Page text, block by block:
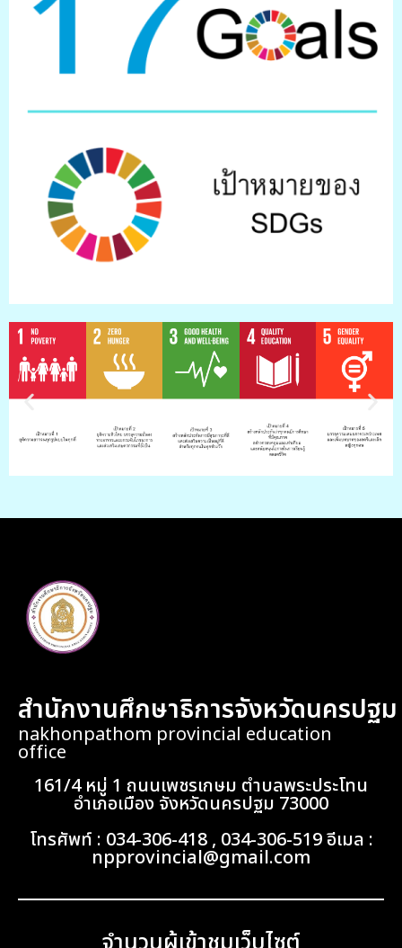
สำนักงานศึกษาธิการจังหวัดนครปฐม
nakhonpathom provincial education
office
161/4 หมู่ 1 ถนนเพชรเกษม ตำบลพระประโทน
อำเภอเมือง จังหวัดนครปฐม 73000
โทรศัพท์ : 034-306-418 , 034-306-519 อีเมล :
npprovincial@gmail.com